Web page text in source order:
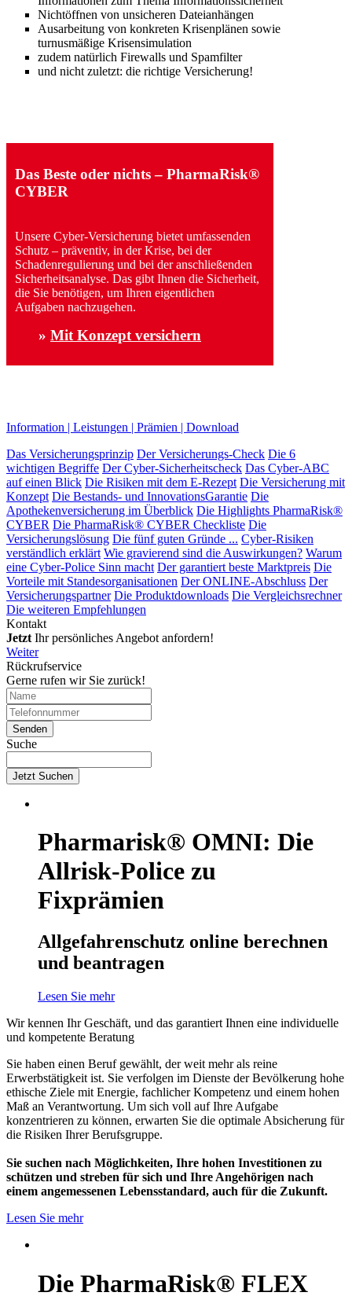
Nichtöffnen von unsicheren Dateianhängen
Ausarbeitung von konkreten Krisenplänen sowie
turnusmäßige Krisensimulation
zudem natürlich Firewalls und Spamfilter
und nicht zuletzt: die richtige Versicherung!
Das Beste oder nichts – PharmaRisk®
CYBER
Unsere Cyber-Versicherung bietet umfassenden
Schutz – präventiv, in der Krise, bei der
Schadenregulierung und bei der anschließenden
Sicherheitsanalyse. Das gibt Ihnen die Sicherheit,
die Sie benötigen, um Ihren eigentlichen
Aufgaben nachzugehen.
» Mit Konzept versichern
Information | Leistungen | Prämien | Download
Das Versicherungsprinzip Der Versicherungs-Check Die 6
wichtigen Begriffe Der Cyber-Sicher­heits­check Das Cyber-ABC
auf einen Blick Die Risiken mit dem E-Rezept Die Versicherung mit
Konzept Die Bestands- und InnovationsGarantie Die
Apothekenversicherung im Überblick Die Highlights PharmaRisk®
CYBER Die PharmaRisk® CYBER Checkliste Die
Versicherungslösung Die fünf guten Gründe ... Cyber-Risiken
verständlich erklärt Wie gravierend sind die Auswirkungen? Warum
eine Cyber-Police Sinn macht Der garantiert beste Marktpreis Die
Vorteile mit Standesorganisationen Der ONLINE-Abschluss Der
Versicherungspartner Die Produktdownloads Die Vergleichsrechner
Die weiteren Empfehlungen
Kontakt
Jetzt Ihr persönliches Angebot anfordern!
Weiter
Rückrufservice
Gerne rufen wir Sie zurück!
Suche
Jetzt Suchen
Pharmarisk® OMNI: Die
Allrisk-Police zu
Fixprämien
Allgefahrenschutz online berechnen
und beantragen
Lesen Sie mehr
Wir kennen Ihr Geschäft, und das garantiert Ihnen eine individuelle
und kompetente Beratung
Sie haben einen Beruf gewählt, der weit mehr als reine
Erwerbstätigkeit ist. Sie verfolgen im Dienste der Bevölkerung hohe
ethische Ziele mit Energie, fachlicher Kompetenz und einem hohen
Maß an Verantwortung. Um sich voll auf Ihre Aufgabe
konzentrieren zu können, erwarten Sie die optimale Absicherung für
die Risiken Ihrer Berufsgruppe.
Sie suchen nach Möglichkeiten, Ihre hohen Investitionen zu
schützen und streben für sich und Ihre Angehörigen nach
einem angemessenen Lebensstandard, auch für die Zukunft.
Lesen Sie mehr
Die PharmaRisk® FLEX